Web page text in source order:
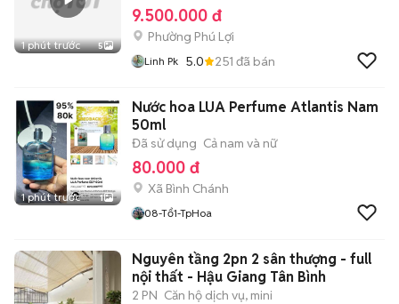
1 phút trước 5
9.500.000 đ
Phường Phú Lợi
Linh Pk 5.0 251 đã bán
1 phút trước 1
Nước hoa LUA Perfume Atlantis Nam
50ml
Đã sử dụng Cả nam và nữ
80.000 đ
Xã Bình Chánh
08-Tổ1-TpHoa
Nguyên tầng 2pn 2 sân thượng - full
nội thất - Hậu Giang Tân Bình
2 PN Căn hộ dịch vụ, mini